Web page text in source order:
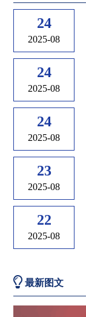
24
2025-08
24
2025-08
24
2025-08
23
2025-08
22
2025-08
最新图文